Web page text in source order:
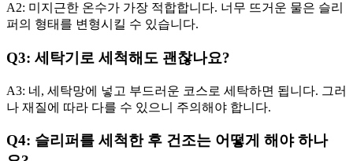
A2: 미지근한 온수가 가장 적합합니다. 너무 뜨거운 물은 슬리
퍼의 형태를 변형시킬 수 있습니다.
Q3: 세탁기로 세척해도 괜찮나요?
A3: 네, 세탁망에 넣고 부드러운 코스로 세탁하면 됩니다. 그러
나 재질에 따라 다를 수 있으니 주의해야 합니다.
Q4: 슬리퍼를 세척한 후 건조는 어떻게 해야 하나